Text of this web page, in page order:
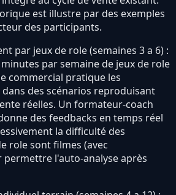
est illustre par des exemples
des participants.
par jeux de role (semaines 3 a 6) :
par semaine de jeux de role
commercial pratique les
des scénarios reproduisant
réelles. Un formateur-coach
des feedbacks en temps réel
la difficulté des
role sont filmes (avec
l'auto-analyse après